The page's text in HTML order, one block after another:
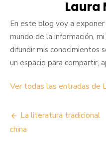
Laura
En este blog voy a
mundo de la información,
difundir mis conocimientos
un espacio para compartir,
Ver todas las entradas de
Navegación
de
La literatura tradicional
china